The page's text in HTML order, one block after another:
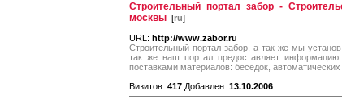
Строительный портал забор -
москвы [ru]
URL: http://www.zabor.ru
Строительный портал забор, а так же мы
так же наш портал предоставляет
поставками материалов: беседок, автоматических
Визитов: 417 Добавлен: 13.10.2006